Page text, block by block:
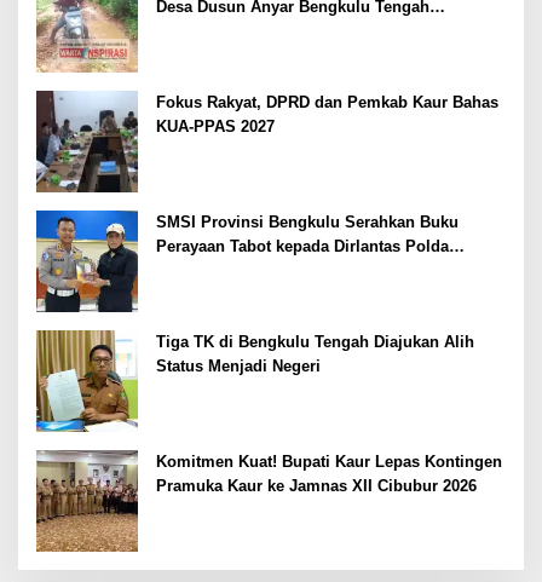
Desa Dusun Anyar Bengkulu Tengah
Fokus Rakyat, DPRD dan Pemkab Kaur Bahas
KUA-PPAS 2027
SMSI Provinsi Bengkulu Serahkan Buku
Perayaan Tabot kepada Dirlantas Polda
Tiga TK di Bengkulu Tengah Diajukan Alih
Status Menjadi Negeri
Komitmen Kuat! Bupati Kaur Lepas Kontingen
Pramuka Kaur ke Jamnas XII Cibubur 2026